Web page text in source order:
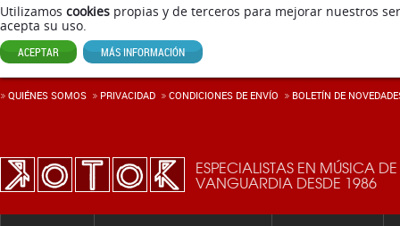
Utilizamos cookies propias y de terceros para mejorar nuestros
acepta su uso.
ACEPTAR MÁS INFORMACIÓN
ESPECIALISTAS EN MÚSICA DE
VANGUARDIA DESDE 1986
QUIÉNES SOMOS PRIVACIDAD CONDICIONES DE ENVÍ­O BOLETÍN DE